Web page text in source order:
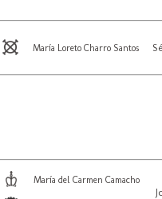
María Loreto Charro Santos
María del Carmen Camacho